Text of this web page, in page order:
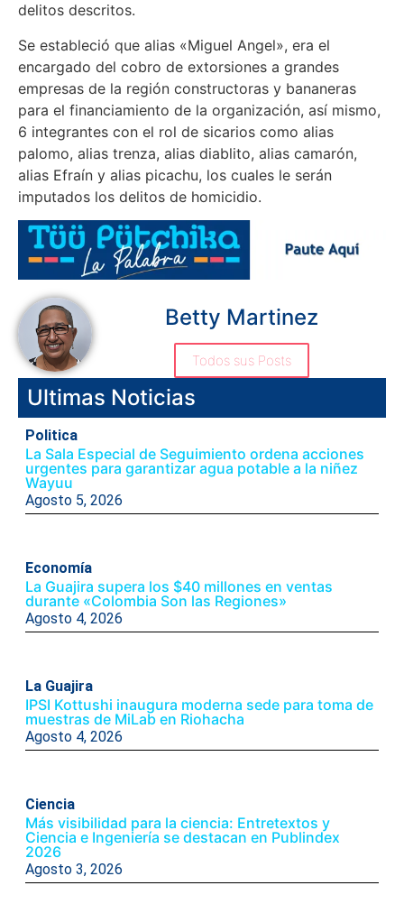
delitos descritos.
Se estableció que alias «Miguel Angel», era el
encargado del cobro de extorsiones a grandes
empresas de la región constructoras y bananeras
para el financiamiento de la organización, así mismo,
6 integrantes con el rol de sicarios como alias
palomo, alias trenza, alias diablito, alias camarón,
alias Efraín y alias picachu, los cuales le serán
imputados los delitos de homicidio.
Betty Martinez
Todos sus Posts
Ultimas Noticias
Politica
La Sala Especial de Seguimiento ordena acciones
urgentes para garantizar agua potable a la niñez
Wayuu
Agosto 5, 2026
Economía
La Guajira supera los $40 millones en ventas
durante «Colombia Son las Regiones»
Agosto 4, 2026
La Guajira
IPSI Kottushi inaugura moderna sede para toma de
muestras de MiLab en Riohacha
Agosto 4, 2026
Ciencia
Más visibilidad para la ciencia: Entretextos y
Ciencia e Ingeniería se destacan en Publindex
2026
Agosto 3, 2026